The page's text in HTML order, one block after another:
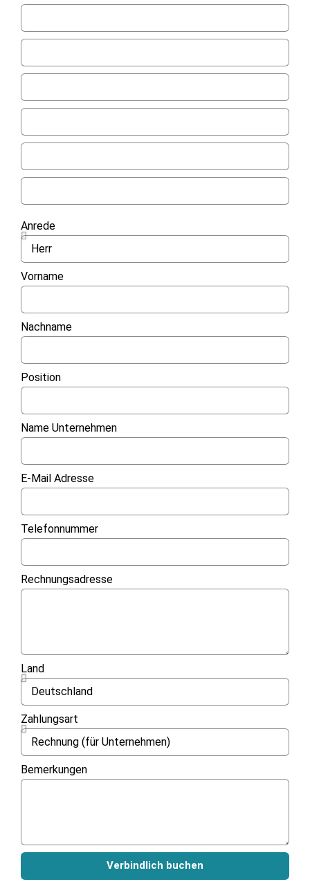
Anrede
Vorname
Nachname
Position
Name Unternehmen
E-Mail Adresse
Telefonnummer
Rechnungsadresse
Land
Zahlungsart
Bemerkungen
Verbindlich buchen